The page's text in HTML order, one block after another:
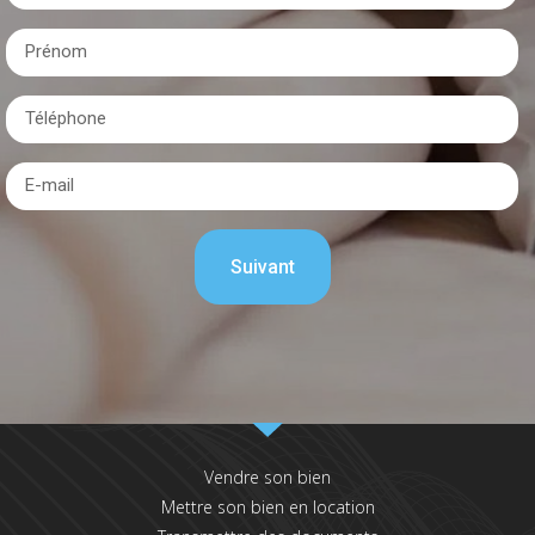
Vendre son bien
Mettre son bien en location